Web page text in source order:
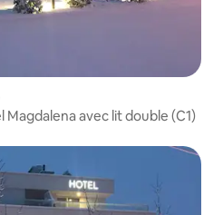
avec lit double (C1)